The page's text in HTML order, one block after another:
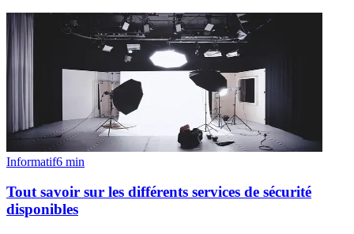
Informatif6 min
Tout savoir sur les différents services de sécurité
disponibles